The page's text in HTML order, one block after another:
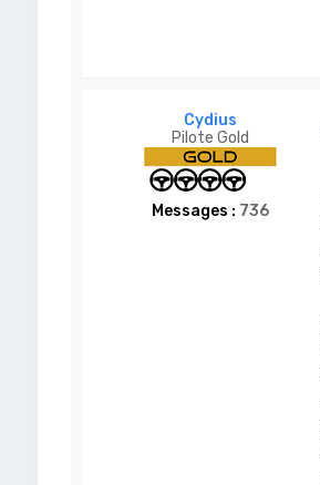
Cydius
Pilote Gold
Messages : 736